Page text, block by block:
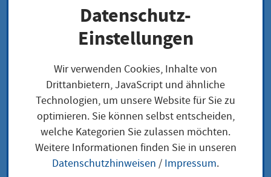
Dienstleistung-Finder
Lokale Anliegen
Energieversorgung: Betrieb von
Energieversorgungsnetzen - Genehmigung
Energieversorgung:
Betrieb von
Datenschutz-
Einstellungen
Wir verwenden Cookies, Inhalte von
Drittanbietern, JavaScript und ähnliche
Technologien, um unsere Website für Sie zu
optimieren. Sie können selbst entscheiden,
welche Kategorien Sie zulassen möchten.
Weitere Informationen finden Sie in unseren
Datenschutzhinweisen / Impressum.